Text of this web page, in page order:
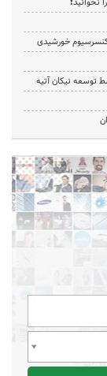
کنسرسیوم خورشیدی
توسعه نیکان آتیه